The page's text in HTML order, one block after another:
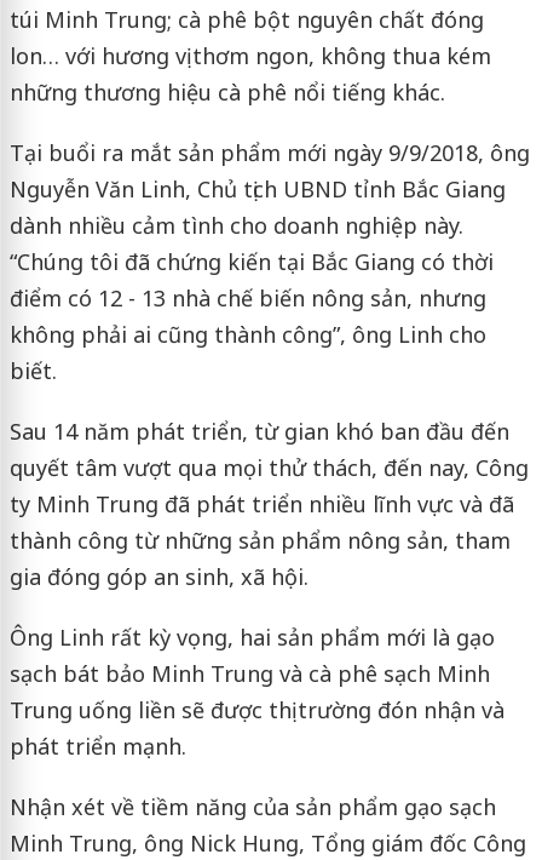
túi Minh Trung; cà phê bột nguyên chất đóng
lon… với hương vị thơm ngon, không thua kém
những thương hiệu cà phê nổi tiếng khác.
Tại buổi ra mắt sản phẩm mới ngày 9/9/2018, ông
Nguyễn Văn Linh, Chủ tịch UBND tỉnh Bắc Giang
dành nhiều cảm tình cho doanh nghiệp này.
“Chúng tôi đã chứng kiến tại Bắc Giang có thời
điểm có 12 - 13 nhà chế biến nông sản, nhưng
không phải ai cũng thành công”, ông Linh cho
biết.
Sau 14 năm phát triển, từ gian khó ban đầu đến
quyết tâm vượt qua mọi thử thách, đến nay, Công
ty Minh Trung đã phát triển nhiều lĩnh vực và đã
thành công từ những sản phẩm nông sản, tham
gia đóng góp an sinh, xã hội.
Ông Linh rất kỳ vọng, hai sản phẩm mới là gạo
sạch bát bảo Minh Trung và cà phê sạch Minh
Trung uống liền sẽ được thị trường đón nhận và
phát triển mạnh.
Nhận xét về tiềm năng của sản phẩm gạo sạch
Minh Trung, ông Nick Hung, Tổng giám đốc Công